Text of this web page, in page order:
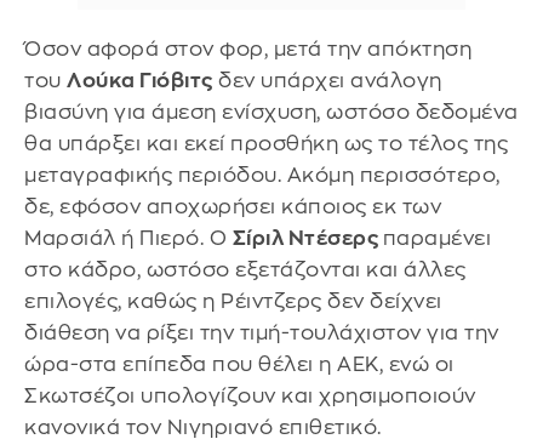
Όσον αφορά στον φορ, μετά την απόκτηση
του Λούκα Γιόβιτς δεν υπάρχει ανάλογη
βιασύνη για άμεση ενίσχυση, ωστόσο δεδομένα
θα υπάρξει και εκεί προσθήκη ως το τέλος της
μεταγραφικής περιόδου. Ακόμη περισσότερο,
δε, εφόσον αποχωρήσει κάποιος εκ των
Μαρσιάλ ή Πιερό. Ο Σίριλ Ντέσερς παραμένει
στο κάδρο, ωστόσο εξετάζονται και άλλες
επιλογές, καθώς η Ρέιντζερς δεν δείχνει
διάθεση να ρίξει την τιμή-τουλάχιστον για την
ώρα-στα επίπεδα που θέλει η ΑΕΚ, ενώ οι
Σκωτσέζοι υπολογίζουν και χρησιμοποιούν
κανονικά τον Νιγηριανό επιθετικό.